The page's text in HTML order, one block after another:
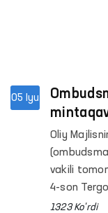
05 Iyu
Oliy
vakili
4-son
Vaqtincha
1323 Ko'rdi